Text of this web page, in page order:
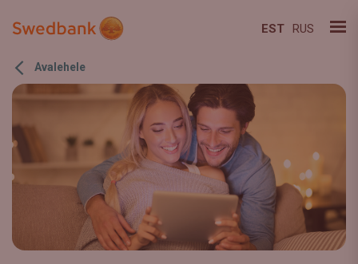
EST RUS
Avalehele